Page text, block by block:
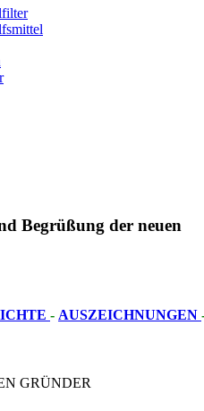
Begrüßung der neuen
- AUSZEICHNUNGEN
GRÜNDER